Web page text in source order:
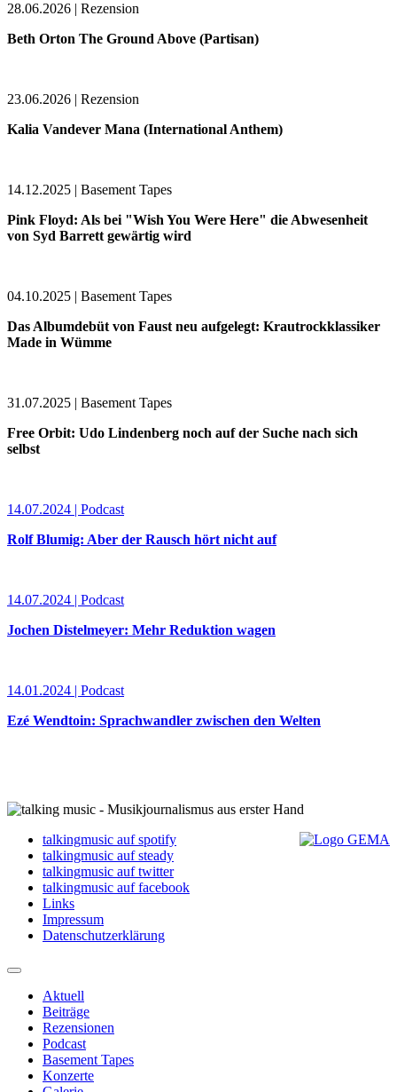
28.06.2026 | Rezension
Beth Orton The Ground Above (Partisan)
23.06.2026 | Rezension
Kalia Vandever Mana (International Anthem)
14.12.2025 | Basement Tapes
Pink Floyd: Als bei "Wish You Were Here" die Abwesenheit
von Syd Barrett gewärtig wird
04.10.2025 | Basement Tapes
Das Albumdebüt von Faust neu aufgelegt: Krautrockklassiker
Made in Wümme
31.07.2025 | Basement Tapes
Free Orbit: Udo Lindenberg noch auf der Suche nach sich
selbst
14.07.2024 | Podcast
Rolf Blumig: Aber der Rausch hört nicht auf
14.07.2024 | Podcast
Jochen Distelmeyer: Mehr Reduktion wagen
14.01.2024 | Podcast
Ezé Wendtoin: Sprachwandler zwischen den Welten
talkingmusic auf spotify
talkingmusic auf steady
talkingmusic auf twitter
talkingmusic auf facebook
Links
Impressum
Datenschutzerklärung
Aktuell
Beiträge
Rezensionen
Podcast
Basement Tapes
Konzerte